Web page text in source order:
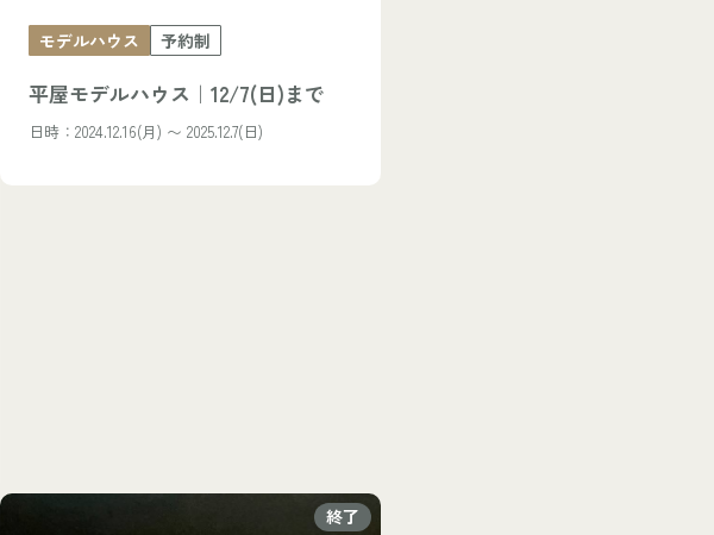
モデルハウス 予約制
平屋モデルハウス｜12/7(日)まで
日時：2024.12.16(月) 〜 2025.12.7(日)
終了